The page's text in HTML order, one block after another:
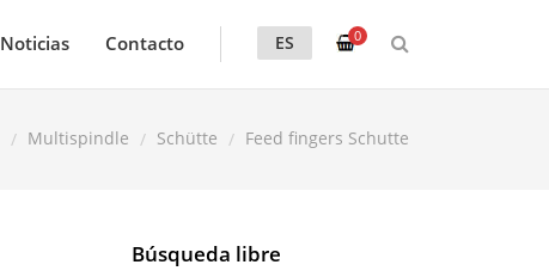
0
ES
Noticias Contacto
Multispindle Schütte Feed fingers Schutte
Búsqueda libre